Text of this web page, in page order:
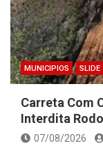
MUNICIPIOS SLIDE
Carreta Com
Interdita
07/08/2026